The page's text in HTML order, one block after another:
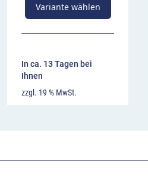
Variante wählen
In ca. 13 Tagen bei
Ihnen
zzgl. 19 % MwSt.